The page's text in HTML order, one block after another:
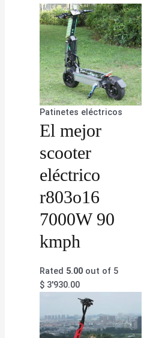
Patinetes eléctricos
El mejor
scooter
eléctrico
r803o16
7000W 90
kmph
Rated 5.00 out of 5
$ 3'930.00